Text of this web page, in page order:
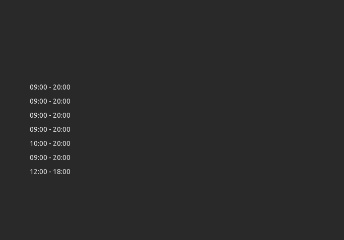
09:00
20:00
09:00
20:00
09:00
20:00
09:00
20:00
10:00
20:00
09:00
20:00
12:00 18:00